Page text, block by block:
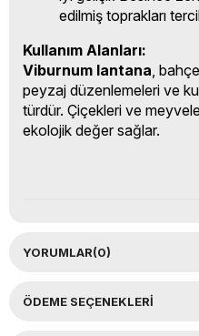
edilmiş toprakları
Kullanım Alanları:
Viburnum lantana,
peyzaj düzenlemeleri ve
türdür. Çiçekleri ve
ekolojik değer sağlar.
YORUMLAR(0)
ÖDEME SEÇENEKLERI